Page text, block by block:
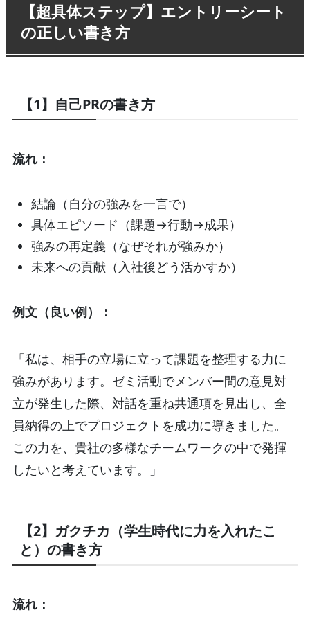
【超具体ステップ】エントリーシート
の正しい書き方
【1】自己PRの書き方
流れ：
結論（自分の強みを一言で）
具体エピソード（課題→行動→成果）
強みの再定義（なぜそれが強みか）
未来への貢献（入社後どう活かすか）
例文（良い例）：
「私は、相手の立場に立って課題を整理する力に
強みがあります。ゼミ活動でメンバー間の意見対
立が発生した際、対話を重ね共通項を見出し、全
員納得の上でプロジェクトを成功に導きました。
この力を、貴社の多様なチームワークの中で発揮
したいと考えています。」
【2】ガクチカ（学生時代に力を入れたこ
と）の書き方
流れ：